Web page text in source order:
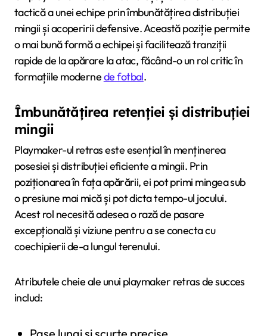
tactică a unei echipe prin îmbunătățirea distribuției
mingii și acoperirii defensive. Această poziție permite
o mai bună formă a echipei și facilitează tranziții
rapide de la apărare la atac, făcând-o un rol critic în
formațiile modernede fotbal.
Îmbunătățirea retenției și distribuției
mingii
Playmaker-ul retras este esențial în menținerea
posesiei și distribuției eficiente a mingii. Prin
poziționarea în fața apărării, ei pot primi mingea sub
o presiune mai mică și pot dicta tempo-ul jocului.
Acest rol necesită adesea o rază de pasare
excepțională și viziune pentru a se conecta cu
coechipierii de-a lungul terenului.
Atributele cheie ale unui playmaker retras de succes
includ: